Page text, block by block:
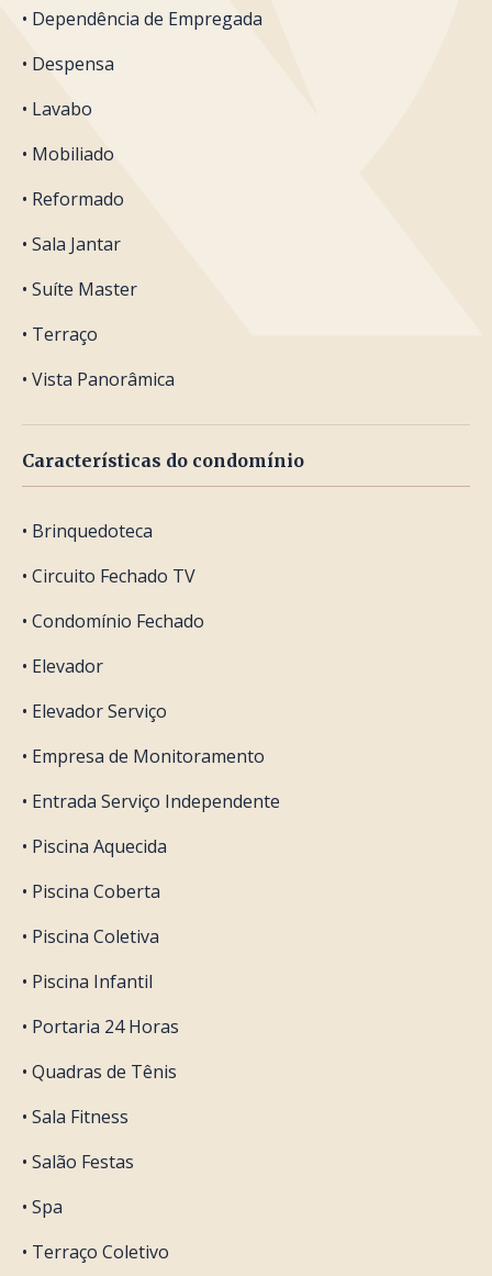
• Dependência de Empregada
• Despensa
• Lavabo
• Mobiliado
• Reformado
• Sala Jantar
• Suíte Master
• Terraço
• Vista Panorâmica
Características do condomínio
• Brinquedoteca
• Circuito Fechado TV
• Condomínio Fechado
• Elevador
• Elevador Serviço
• Empresa de Monitoramento
• Entrada Serviço Independente
• Piscina Aquecida
• Piscina Coberta
• Piscina Coletiva
• Piscina Infantil
• Portaria 24 Horas
• Quadras de Tênis
• Sala Fitness
• Salão Festas
• Spa
• Terraço Coletivo